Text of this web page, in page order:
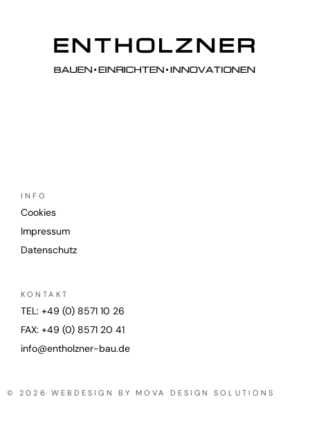
INFO
Cookies
Impressum
Datenschutz
KONTAKT
TEL: +49 (0) 8571 10 26
FAX: +49 (0) 8571 20 41
info@entholzner-bau.de
© 2026 WEBDESIGN BY MOVA DESIGN SOLUTIONS